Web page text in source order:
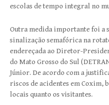
escolas de tempo integral no
Outra medida importante foi a
sinalização semafórica na
endereçada ao Diretor-
do Mato Grosso do Sul
Júnior. De acordo com a
riscos de acidentes em Coxim,
locais quanto os visitantes.